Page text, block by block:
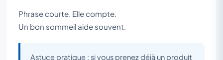
Phrase courte. Elle compte.
Un bon sommeil aide souvent.
Astuce pratique : si vous prenez déjà un produit